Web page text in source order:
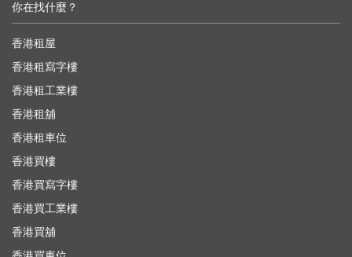
你在找什麼？
香港租屋
香港租寫字樓
香港租工業樓
香港租舖
香港租車位
香港買樓
香港買寫字樓
香港買工業樓
香港買舖